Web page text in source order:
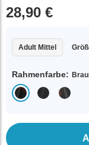
28,90 €
Adult Mittel
Rahmenfarbe: